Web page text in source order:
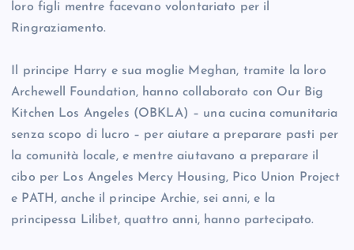
loro figli mentre facevano volontariato per il
Ringraziamento.
Il principe Harry e sua moglie Meghan, tramite la loro
Archewell Foundation, hanno collaborato con Our Big
Kitchen Los Angeles (OBKLA) – una cucina comunitaria
senza scopo di lucro – per aiutare a preparare pasti per
la comunità locale, e mentre aiutavano a preparare il
cibo per Los Angeles Mercy Housing, Pico Union Project
e PATH, anche il principe Archie, sei anni, e la
principessa Lilibet, quattro anni, hanno partecipato.